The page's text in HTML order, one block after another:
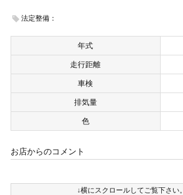
法定整備：
年式
走行距離
車検
排気量
色
お店からのコメント
↓横にスクロールしてご覧下さい。